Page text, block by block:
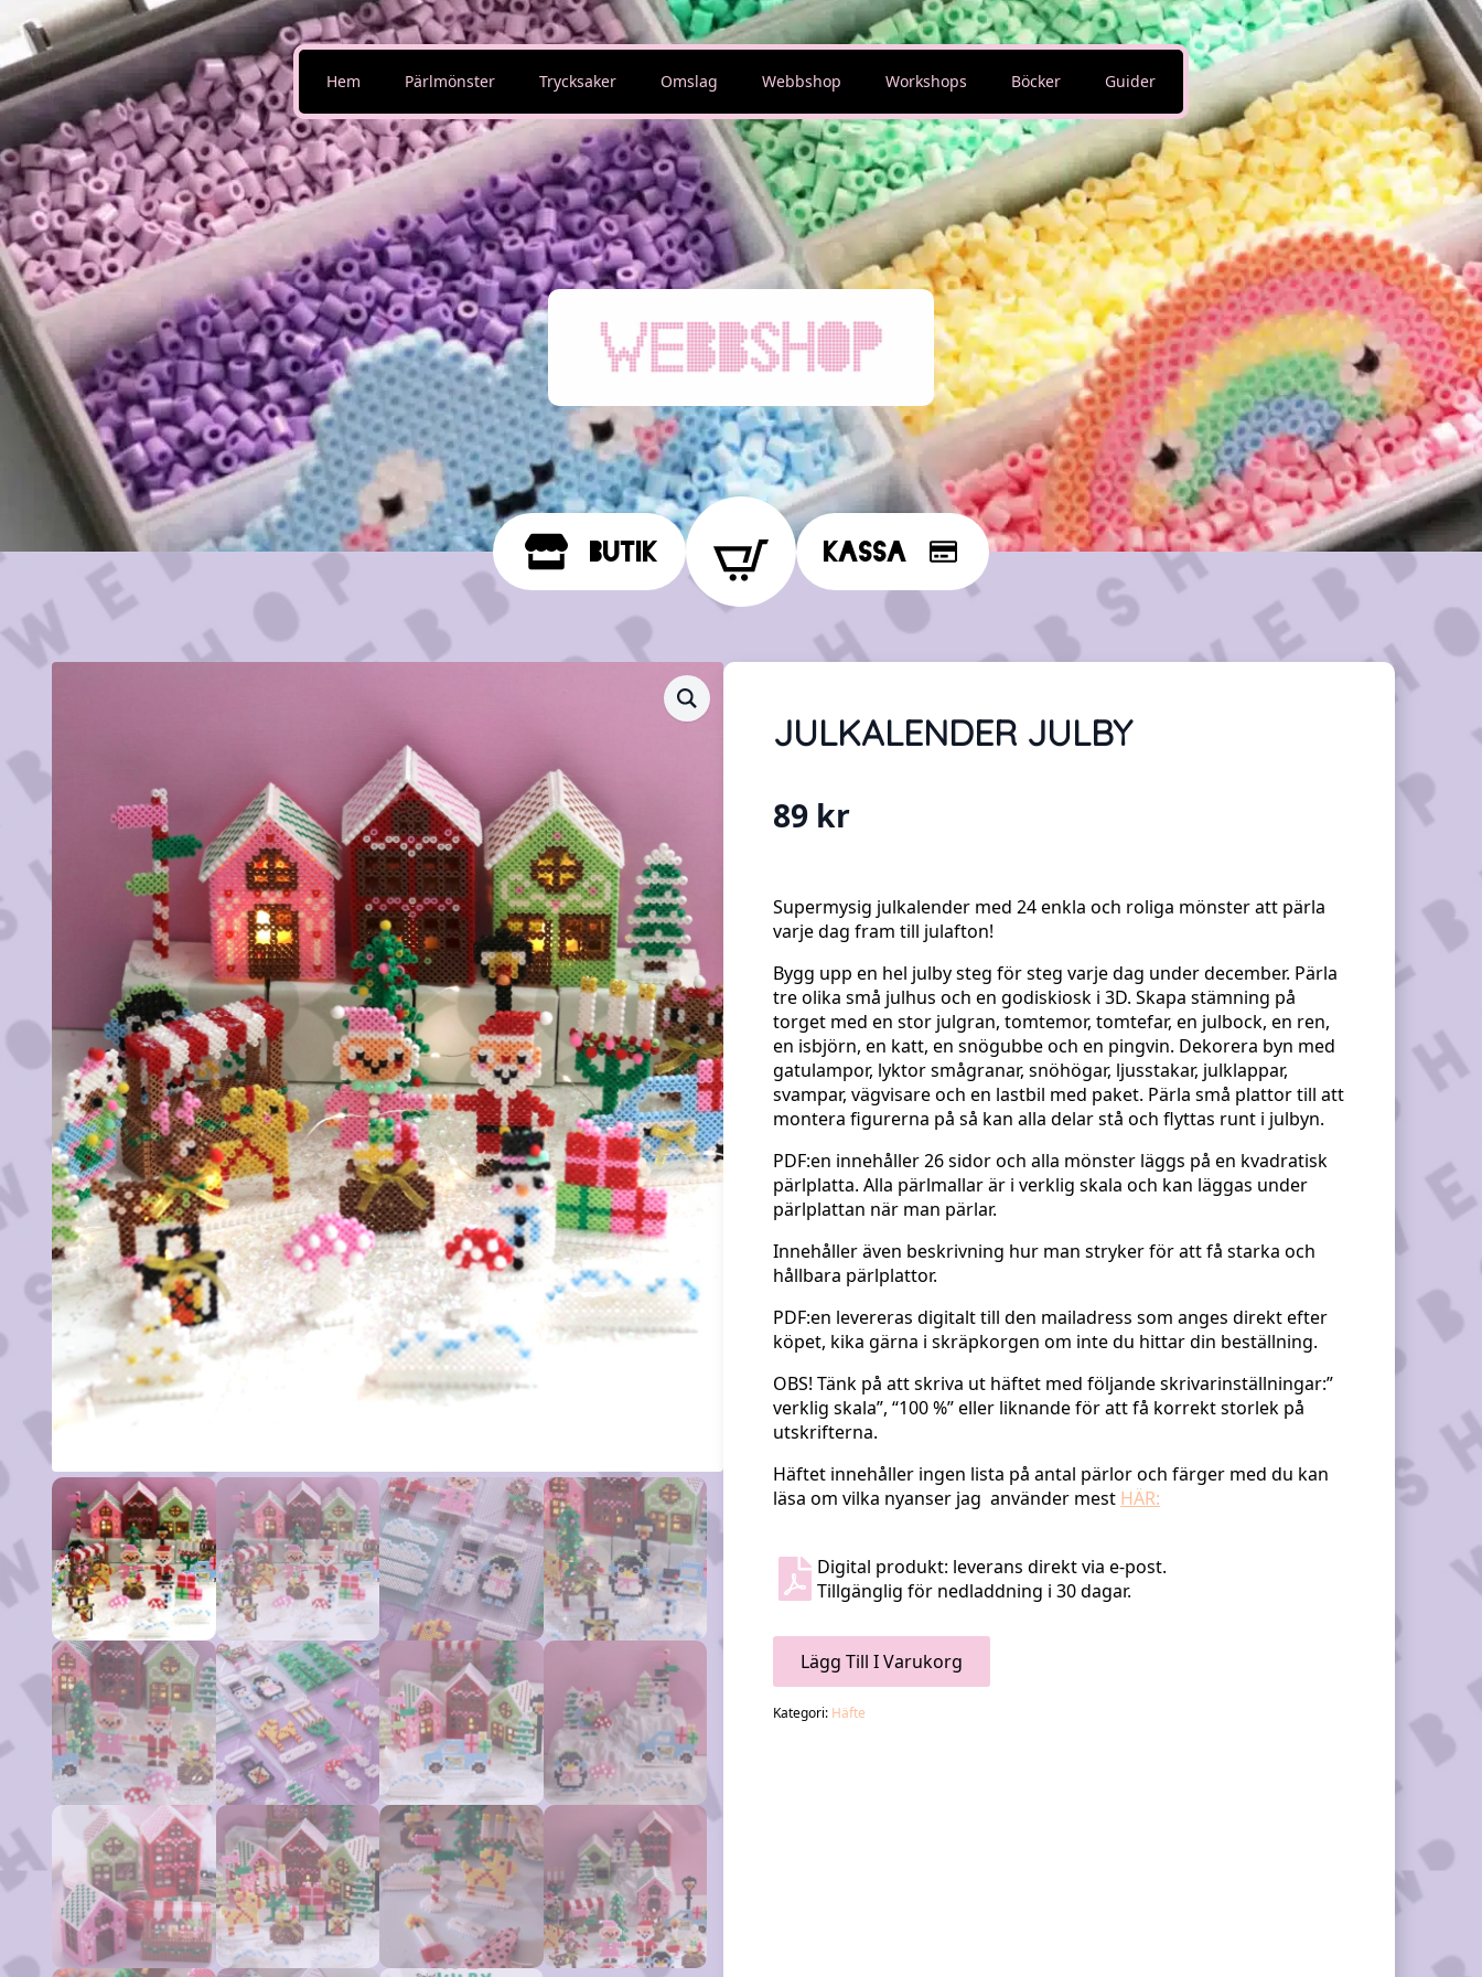
Hem Pärlmönster Trycksaker Omslag Webbshop Workshops Böcker Guider
Butik Kassa
JULKALENDER JULBY
89 kr
Supermysig julkalender med 24 enkla och roliga mönster att pärla
varje dag fram till julafton!
Bygg upp en hel julby steg för steg varje dag under december. Pärla
tre olika små julhus och en godiskiosk i 3D. Skapa stämning på
torget med en stor julgran, tomtemor, tomtefar, en julbock, en ren,
en isbjörn, en katt, en snögubbe och en pingvin. Dekorera byn med
gatulampor, lyktor smågranar, snöhögar, ljusstakar, julklappar,
svampar, vägvisare och en lastbil med paket. Pärla små plattor till att
montera figurerna på så kan alla delar stå och flyttas runt i julbyn.
PDF:en innehåller 26 sidor och alla mönster läggs på en kvadratisk
pärlplatta. Alla pärlmallar är i verklig skala och kan läggas under
pärlplattan när man pärlar.
Innehåller även beskrivning hur man stryker för att få starka och
hållbara pärlplattor.
PDF:en levereras digitalt till den mailadress som anges direkt efter
köpet, kika gärna i skräpkorgen om inte du hittar din beställning.
OBS! Tänk på att skriva ut häftet med följande skrivarinställningar:”
verklig skala”, “100 %” eller liknande för att få korrekt storlek på
utskrifterna.
Häftet innehåller ingen lista på antal pärlor och färger med du kan
läsa om vilka nyanser jag använder mest HÄR:
Digital produkt: leverans direkt via e-post.
Tillgänglig för nedladdning i 30 dagar.
Lägg Till I Varukorg
Kategori: Häfte